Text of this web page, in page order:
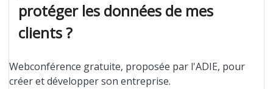
protéger les données de mes
clients ?
Webconférence gratuite, proposée par l'ADIE, pour
créer et développer son entreprise.